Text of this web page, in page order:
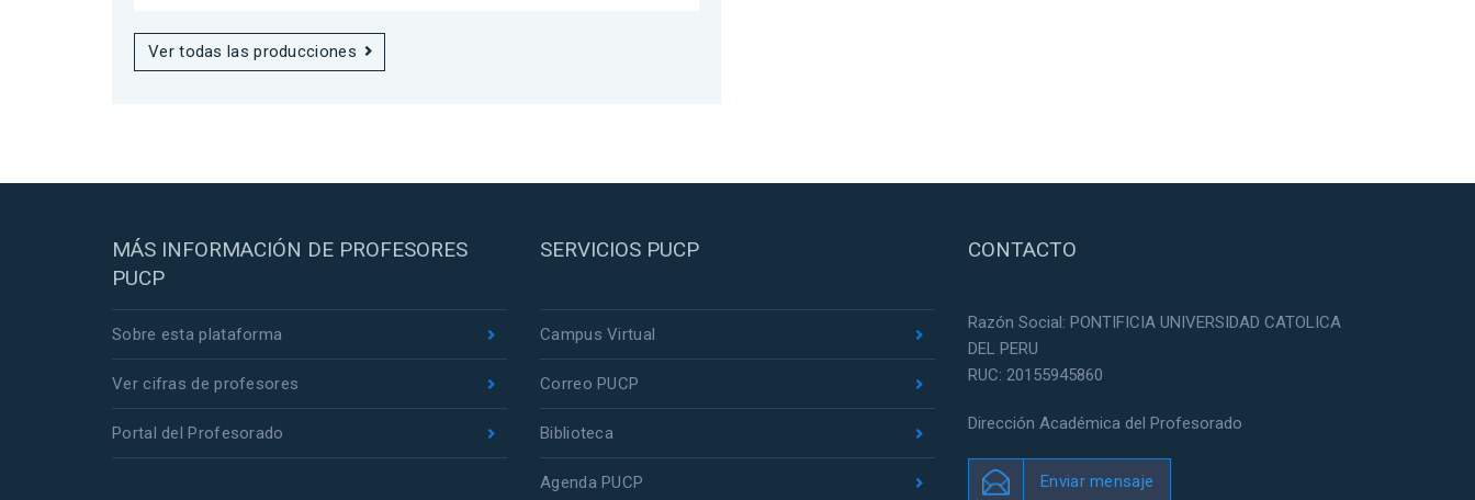
Ver todas las producciones
MÁS INFORMACIÓN DE PROFESORES
PUCP
Sobre esta plataforma
Ver cifras de profesores
Portal del Profesorado
SERVICIOS PUCP
Campus Virtual
Correo PUCP
Biblioteca
Agenda PUCP
CONTACTO
Razón Social: PONTIFICIA UNIVERSIDAD CATOLICA
DEL PERU
RUC: 20155945860
Dirección Académica del Profesorado
Enviar mensaje